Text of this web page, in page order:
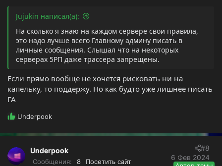
Jujukin написал(а):
На сколько я знаю на каждом сервере свои правила,
это надо лучше всего Главному админу писать в
личные сообщения. Слышал что на некоторых
серверах 5РП даже трассера запрещены.
Если прямо вообще не хочется рисковать ни на
капельку, то поддержу. Но как будто уже лишнее писать
ГА
Р
а
ц
и
Underpook
Underpook
Сообщения 8 Посетить сайт
6 Фев 2024
#8